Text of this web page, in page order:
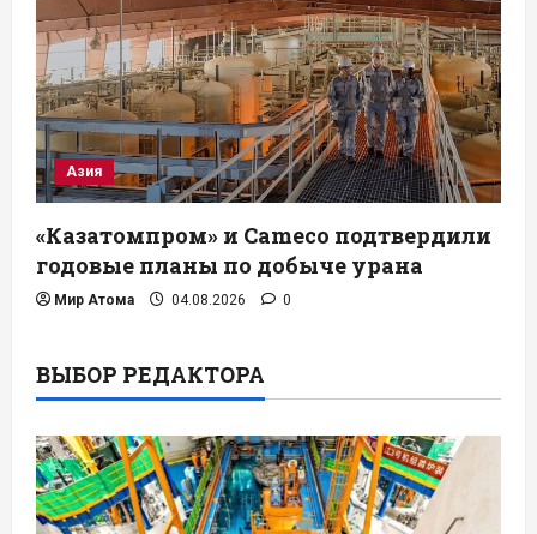
Азия
«Казатомпром» и Cameco подтвердили
годовые планы по добыче урана
Мир Атома 04.08.2026 0
ВЫБОР РЕДАКТОРА